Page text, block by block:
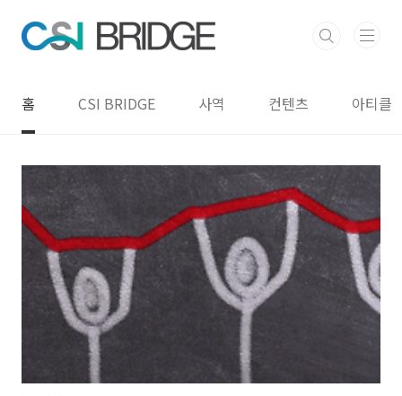
홈 CSI BRIDGE 사역 컨텐츠 아티클